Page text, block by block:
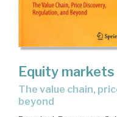
Equity
the value chain, price discovery, regulation, and
beyond